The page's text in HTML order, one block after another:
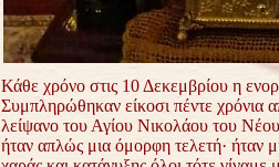
Κάθε χρόνο στις 10 Δεκεμβρίου η
Συμπληρώθηκαν είκοσι πέντε χρόνια
λείψανο του Αγίου Νικολάου του
ήταν απλώς μια όμορφη τελετή·